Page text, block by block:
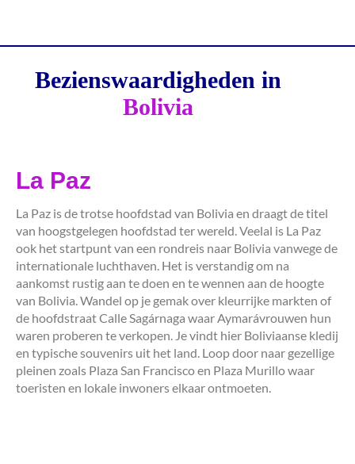
Bezienswaardigheden in
Bolivia
La Paz
La Paz is de trotse hoofdstad van Bolivia en draagt de titel
van hoogstgelegen hoofdstad ter wereld. Veelal is La Paz
ook het startpunt van een rondreis naar Bolivia vanwege de
internationale luchthaven. Het is verstandig om na
aankomst rustig aan te doen en te wennen aan de hoogte
van Bolivia. Wandel op je gemak over kleurrijke markten of
de hoofdstraat Calle Sagárnaga waar Aymarávrouwen hun
waren proberen te verkopen. Je vindt hier Boliviaanse kledij
en typische souvenirs uit het land. Loop door naar gezellige
pleinen zoals Plaza San Francisco en Plaza Murillo waar
toeristen en lokale inwoners elkaar ontmoeten.